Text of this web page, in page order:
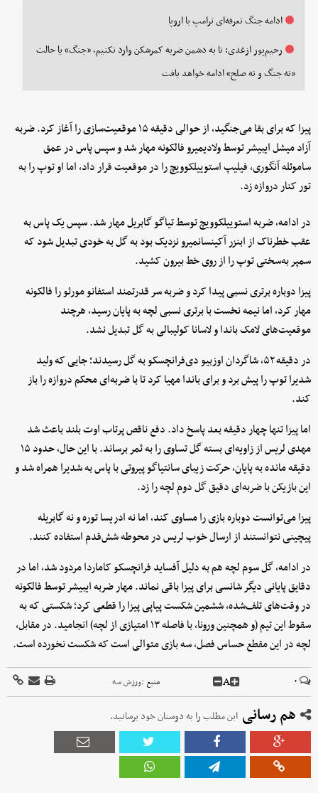
ادامه جنگ تعرفه‌ای ترامپ با اروپا
رحیم‌پور ازغدی: تا به دشمن ضربه کمرشکن وارد نکنیم، «جنگ» یا حالت
«نه جنگ و نه صلح» ادامه خواهد یافت
پیزا که برای بقا می‌جنگید، از حوالی دقیقه ۱۵ موقعیت‌سازی را آغاز کرد. ضربه
آزاد میشل ایبیشر توسط ولادیمیرو فالکونه مهار شد و سپس پاس در عمق
ساموئله آنگوری، فیلیپ استوییلکوویچ را در موقعیت قرار داد، اما او توپ را به
تور کنار دروازه زد.
در ادامه، ضربه استوییلکوویچ توسط تیاگو گابریل مهار شد. سپس یک پاس به
عقب خطرناک از ابنزر آکینسانمیرو نزدیک بود به گل به خودی تبدیل شود که
سمپر به‌سختی توپ را از روی خط بیرون کشید.
پیزا دوباره برتری نسبی پیدا کرد و ضربه سر قدرتمند استفانو مورئو را فالکونه
مهار کرد، اما نیمه نخست با برتری نسبی لچه به پایان رسید، هرچند
موقعیت‌های لامک باندا و لاسانا کولیبالی به گل تبدیل نشد.
در دقیقه ۵۲، شاگردان اوزبیو دی‌فرانچسکو به گل رسیدند؛ جایی که ولید
شدیرا توپ را پیش برد و برای باندا مهیا کرد تا با ضربه‌ای محکم دروازه را باز
کند.
اما پیزا تنها چهار دقیقه بعد پاسخ داد. دفع ناقص پرتاب اوت بلند باعث شد
مهدی لریس از زاویه‌ای بسته گل تساوی را به ثمر برساند. با این حال، حدود ۱۵
دقیقه مانده به پایان، حرکت زیبای سانتیاگو پیروتی با پاس به شدیرا همراه شد و
این بازیکن با ضربه‌ای دقیق گل دوم لچه را زد.
پیزا می‌توانست دوباره بازی را مساوی کند، اما نه ادریسا توره و نه گابریله
پیچینی نتوانستند از ارسال خوب لریس در محوطه شش‌قدم استفاده کنند.
در ادامه، گل سوم لچه هم به دلیل آفساید فرانچسکو کاماردا مردود شد، اما در
دقایق پایانی دیگر شانسی برای پیزا باقی نماند. مهار ضربه ایبیشر توسط فالکونه
در وقت‌های تلف‌شده، ششمین شکست پیاپی پیزا را قطعی کرد؛ شکستی که به
سقوط این تیم (و همچنین ورونا، با فاصله ۱۳ امتیازی از لچه) انجامید. در مقابل،
لچه در این مقطع حساس فصل، سه بازی متوالی است که شکست نخورده است.
۰ A منبع :ورزش سه
هم رسانی این مطلب را به دوستان خود برسانید.